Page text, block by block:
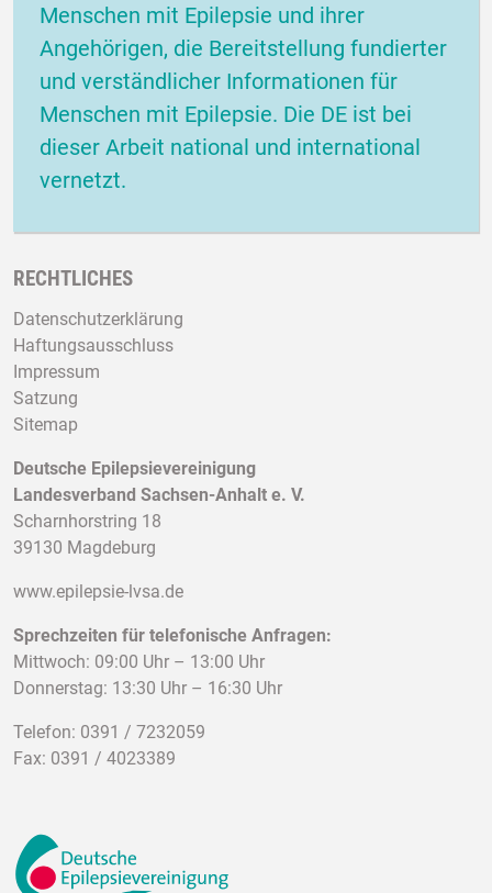
Menschen mit Epilepsie und ihrer
Angehörigen, die Bereitstellung fundierter
und verständlicher Informationen für
Menschen mit Epilepsie. Die DE ist bei
dieser Arbeit national und international
vernetzt.
RECHTLICHES
Datenschutzerklärung
Haftungsausschluss
Impressum
Satzung
Sitemap
Deutsche Epilepsievereinigung
Landesverband Sachsen-Anhalt e. V.
Scharnhorstring 18
39130 Magdeburg
www.epilepsie-lvsa.de
Sprechzeiten für telefonische Anfragen:
Mittwoch: 09:00 Uhr – 13:00 Uhr
Donnerstag: 13:30 Uhr – 16:30 Uhr
Telefon: 0391 / 7232059
Fax: 0391 / 4023389